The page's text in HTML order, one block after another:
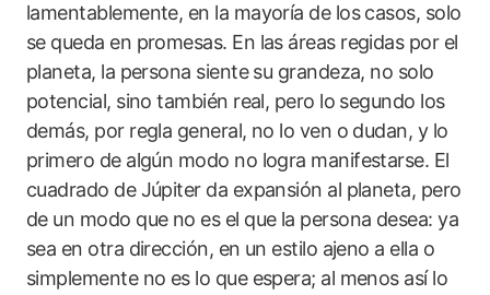
lamentablemente, en la mayoría de los casos, solo
se queda en promesas. En las áreas regidas por el
planeta, la persona siente su grandeza, no solo
potencial, sino también real, pero lo segundo los
demás, por regla general, no lo ven o dudan, y lo
primero de algún modo no logra manifestarse. El
cuadrado de Júpiter da expansión al planeta, pero
de un modo que no es el que la persona desea: ya
sea en otra dirección, en un estilo ajeno a ella o
simplemente no es lo que espera; al menos así lo